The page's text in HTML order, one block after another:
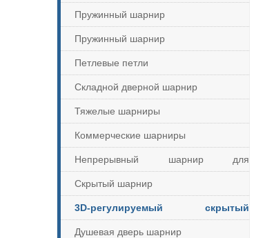
Пружинный шарнир
Пружинный шарнир
Петлевые петли
Складной дверной шарнир
Тяжелые шарниры
Коммерческие шарниры
Непрерывный шарнир для
фортепиано
Скрытый шарнир
3D-регулируемый скрытый
шарнир
Душевая дверь шарнир